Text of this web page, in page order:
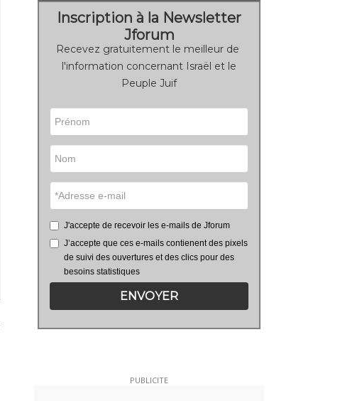
Inscription à la Newsletter
Jforum
Recevez gratuitement le meilleur de
l'information concernant Israël et le
Peuple Juif
J'accepte de recevoir les e-mails de Jforum
J’accepte que ces e-mails contienent des pixels
de suivi des ouvertures et des clics pour des
besoins statistiques
ENVOYER